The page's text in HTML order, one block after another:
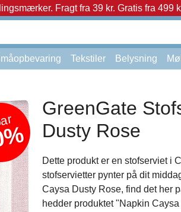
Fragt fra 39 kr. Gratis fra 499
Tekstiler Belysning
GreenGate
Dusty Rose
Dette produkt er en stofserviet i
stofservietter pynter på dit
Caysa Dusty Rose, find det her
hedder produktet "Napkin